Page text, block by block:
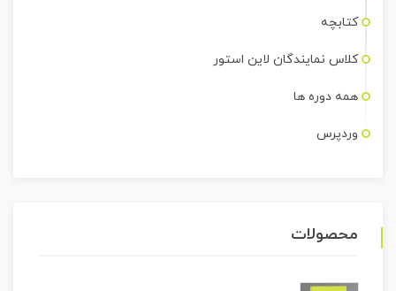
کتابچه
کلاس نمایندگان لاین استور
همه دوره ها
وردپرس
محصولات